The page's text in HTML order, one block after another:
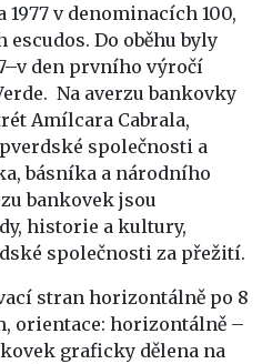
1977 v denominacích 100,
Do oběhu byly
den prvního výročí
Na averzu bankovky
Amílcara Cabrala,
společnosti a
básníka a národního
bankovek jsou
historie a kultury,
společnosti za přežití.
stran horizontálně po 8
orientace: horizontálně –
graficky dělena na